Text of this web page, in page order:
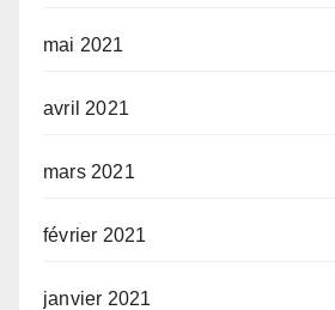
mai 2021
avril 2021
mars 2021
février 2021
janvier 2021